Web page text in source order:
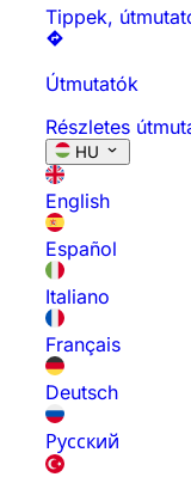
Tippek,
Útmutatók
Részletes
HU
English
Español
Italiano
Français
Deutsch
Русский